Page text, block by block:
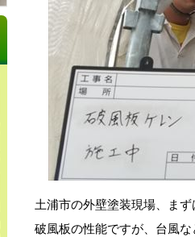
土浦市の外壁塗装現場、まず
破風板の性能ですが、台風